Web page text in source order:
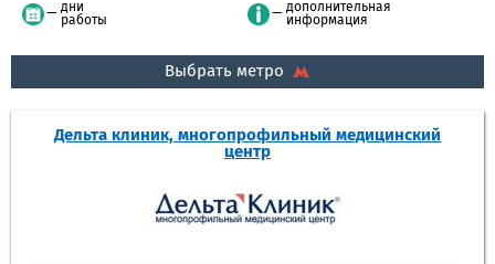
дни
работы
дополнительная
информация
Выбрать метро
Дельта клиник, многопрофильный медицинский
центр